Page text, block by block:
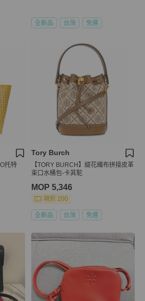
全新品 台灣 免運
托特
Tory Burch
【TORY BURCH】緹花織布拼接皮革
束口水桶包-卡其駝
MOP 5,346
現折 200
全新品 台灣 免運